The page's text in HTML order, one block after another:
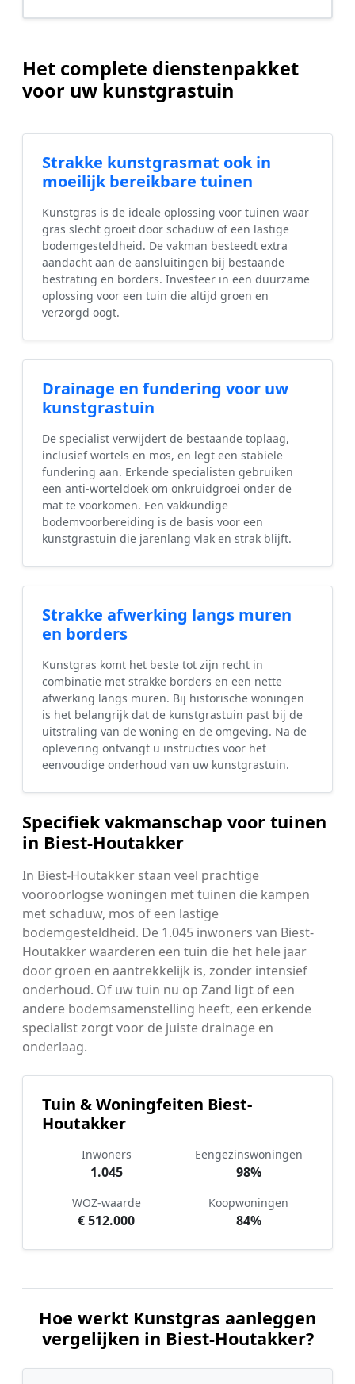
Het complete dienstenpakket
voor uw kunstgrastuin
Strakke kunstgrasmat ook in
moeilijk bereikbare tuinen
Kunstgras is de ideale oplossing voor tuinen waar
gras slecht groeit door schaduw of een lastige
bodemgesteldheid. De vakman besteedt extra
aandacht aan de aansluitingen bij bestaande
bestrating en borders. Investeer in een duurzame
oplossing voor een tuin die altijd groen en
verzorgd oogt.
Drainage en fundering voor uw
kunstgrastuin
De specialist verwijdert de bestaande toplaag,
inclusief wortels en mos, en legt een stabiele
fundering aan. Erkende specialisten gebruiken
een anti-worteldoek om onkruidgroei onder de
mat te voorkomen. Een vakkundige
bodemvoorbereiding is de basis voor een
kunstgrastuin die jarenlang vlak en strak blijft.
Strakke afwerking langs muren
en borders
Kunstgras komt het beste tot zijn recht in
combinatie met strakke borders en een nette
afwerking langs muren. Bij historische woningen
is het belangrijk dat de kunstgrastuin past bij de
uitstraling van de woning en de omgeving. Na de
oplevering ontvangt u instructies voor het
eenvoudige onderhoud van uw kunstgrastuin.
Specifiek vakmanschap voor tuinen
in Biest-Houtakker
In Biest-Houtakker staan veel prachtige
vooroorlogse woningen met tuinen die kampen
met schaduw, mos of een lastige
bodemgesteldheid. De 1.045 inwoners van Biest-
Houtakker waarderen een tuin die het hele jaar
door groen en aantrekkelijk is, zonder intensief
onderhoud. Of uw tuin nu op Zand ligt of een
andere bodemsamenstelling heeft, een erkende
specialist zorgt voor de juiste drainage en
onderlaag.
Tuin & Woningfeiten Biest-
Houtakker
Inwoners
1.045
Eengezinswoningen
98%
WOZ-waarde
€ 512.000
Koopwoningen
84%
Hoe werkt Kunstgras aanleggen
vergelijken in Biest-Houtakker?